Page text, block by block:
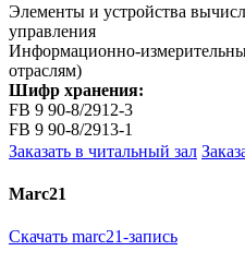
Элементы и устройства
управления
Информационно-
отраслям)
Шифр хранения:
FB 9 90-8/2912-3
FB 9 90-8/2913-1
Заказать в читальный зал
Marc21
Скачать marc21-запись